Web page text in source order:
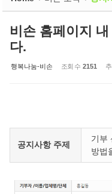
비손 홈페이지
다.
행복나눔-비손 조회 수 2151
공지사항 주제
기부
방법